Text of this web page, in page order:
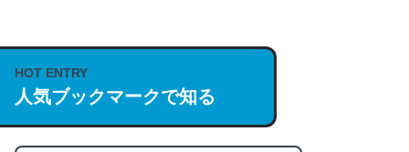
説してる記事が少ないので貴重な良記事。/続編来た
https://isobe324649.hatenablog.com/entry/2023/03/27
/064121
─GPTの仕組みと限界についての考察（１） - conceptualization
HOT ENTRY
人気ブックマークで知る